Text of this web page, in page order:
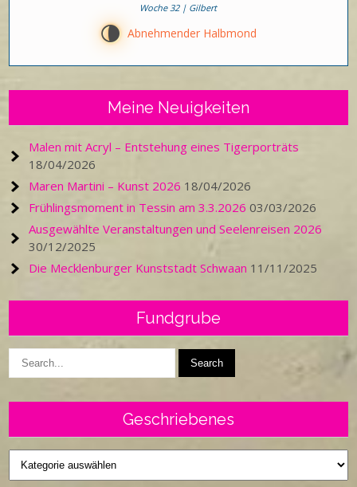
Woche 32 | Gilbert
U Abnehmender Halbmond
Meine Neuigkeiten
Malen mit Acryl – Entstehung eines Tigerporträts
18/04/2026
Maren Martini – Kunst 2026 18/04/2026
Frühlingsmoment in Tessin am 3.3.2026 03/03/2026
Ausgewählte Veranstaltungen und Seelenreisen 2026
30/12/2025
Die Mecklenburger Kunststadt Schwaan 11/11/2025
Fundgrube
Geschriebenes
Geschriebenes